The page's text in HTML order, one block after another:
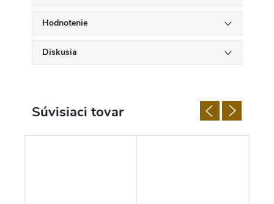
Hodnotenie
Diskusia
Súvisiaci tovar